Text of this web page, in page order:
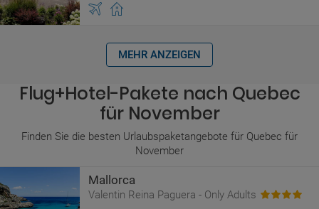
MEHR ANZEIGEN
Flug+Hotel-Pakete nach Quebec
für November
Finden Sie die besten Urlaubspaketangebote für Quebec für
November
Mallorca
Valentin Reina Paguera - Only Adults